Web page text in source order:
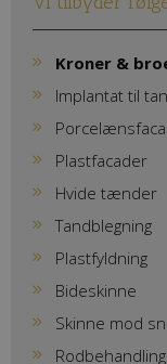
Kroner &
Implantat til
Plastfacader
Hvide tænder
Tandblegning
Plastfyldning
Bideskinne
Skinne mod